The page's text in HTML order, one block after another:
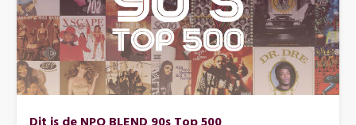
Dit is de NPO BLEND 90s Top 500